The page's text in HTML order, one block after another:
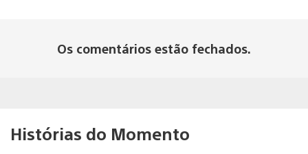
Os comentários estão fechados.
Histórias do Momento